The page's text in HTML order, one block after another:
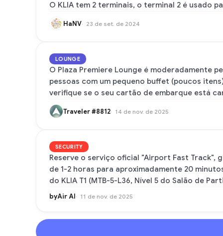
O KLIA tem 2 terminais, o terminal 2 é usado
HaNV 23 de set. de 2024
LOUNGE
O Plaza Premiere Lounge é moderadamente
pessoas com um pequeno buffet (poucos
verifique se o seu cartão de embarque está
Traveler #8812 14 de nov. de 2025
SECURITY
Reserve o serviço oficial "Airport Fast
de 1-2 horas para aproximadamente 20
do KLIA T1 (MTB-5-L36, Nível 5 do Salão de
byAir AI 11 de nov. de 2025